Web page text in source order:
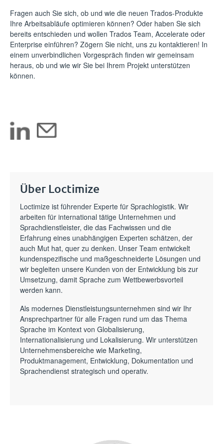
Fragen auch Sie sich, ob und wie die neuen Trados-Produkte
Ihre Arbeitsabläufe optimieren können? Oder haben Sie sich
bereits entschieden und wollen Trados Team, Accelerate oder
Enterprise einführen? Zögern Sie nicht, uns zu kontaktieren! In
einem unverbindlichen Vorgespräch finden wir gemeinsam
heraus, ob und wie wir Sie bei Ihrem Projekt unterstützen
können.
Über Loctimize
Loctimize ist führender Experte für Sprachlogistik. Wir
arbeiten für international tätige Unternehmen und
Sprachdienstleister, die das Fachwissen und die
Erfahrung eines unabhängigen Experten schätzen, der
auch Mut hat, quer zu denken. Unser Team entwickelt
kundenspezifische und maßgeschneiderte Lösungen und
wir begleiten unsere Kunden von der Entwicklung bis zur
Umsetzung, damit Sprache zum Wettbewerbsvorteil
werden kann.
Als modernes Dienstleistungsunternehmen sind wir Ihr
Ansprechpartner für alle Fragen rund um das Thema
Sprache im Kontext von Globalisierung,
Internationalisierung und Lokalisierung. Wir unterstützen
Unternehmensbereiche wie Marketing,
Produktmanagement, Entwicklung, Dokumentation und
Sprachendienst strategisch und operativ.